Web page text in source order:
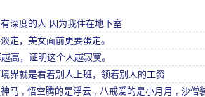
深度的人 因为我住在地下室
定，美女面前更要蛋定。
高，证明这个人越寂寞。
界就是看着别人上班，领着别人的工资
马 , 悟空腾的是浮云 , 八戒爱的是小月月 , 沙僧